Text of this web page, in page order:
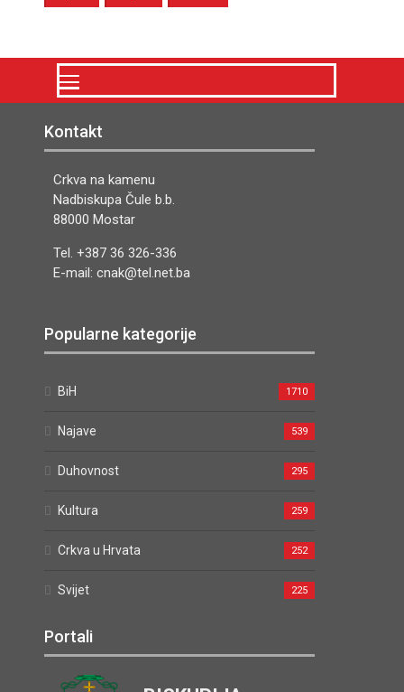
Kontakt
Crkva na kamenu
Nadbiskupa Čule b.b.
88000 Mostar
Tel. +387 36 326-336
E-mail: cnak@tel.net.ba
Popularne kategorije
BiH 1710
Najave 539
Duhovnost 295
Kultura 259
Crkva u Hrvata 252
Svijet 225
Portali